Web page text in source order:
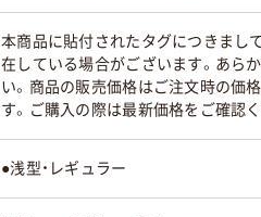
本商品に貼付されたタグにつきまし
在している場合がございます。あら
い。商品の販売価格はご注文時の価
す。ご購入の際は最新価格をご確認く
●浅型・レギュラー